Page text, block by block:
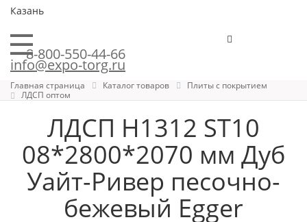
Казань
8-800-550-44-66
info@expo-torg.ru
Главная страница Каталог товаров
Плиты с покрытием
ЛДСП оптом
ЛДСП H1312 ST10
08*2800*2070 мм Дуб
Уайт-Ривер песочно-
бежевый Egger